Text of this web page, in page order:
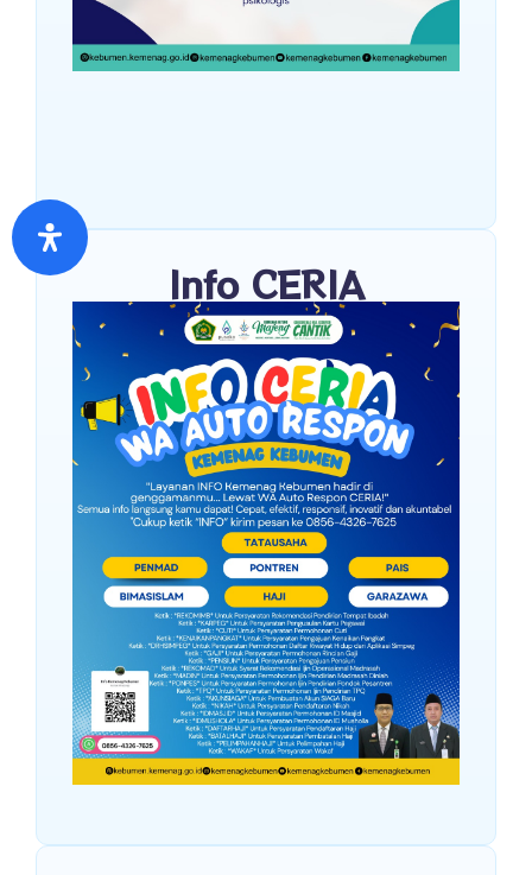
Info CERIA